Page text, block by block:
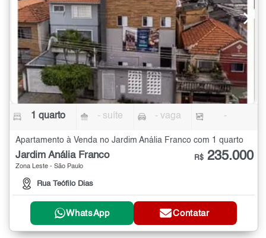
1 quarto - suíte - vaga -
Apartamento à Venda no Jardim Anália Franco com 1 quarto
Jardim Anália Franco
Zona Leste - São Paulo
Rua Teófilo Dias
R$ 235.000
WhatsApp Contatar